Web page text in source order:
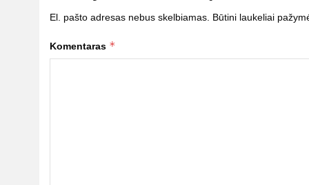
El. pašto adresas nebus skelbiamas. Būtini laukeliai
Komentaras *